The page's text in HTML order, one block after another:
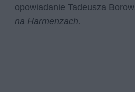
opowiadanie Tadeusza
na Harmenzach.